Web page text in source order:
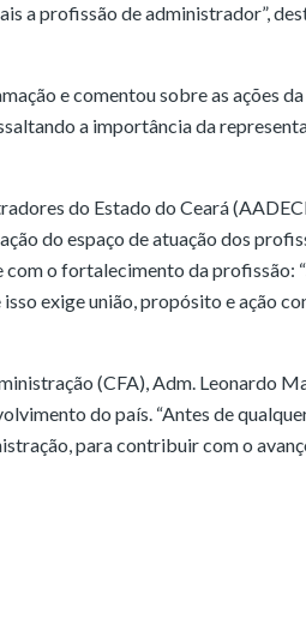
a profissão de administrador”,
e comentou sobre as ações
a importância da
do Estado do Ceará
do espaço de atuação dos
o fortalecimento da profissão:
exige união, propósito e ação
(CFA), Adm. Leonardo
do país. “Antes de
para contribuir com o